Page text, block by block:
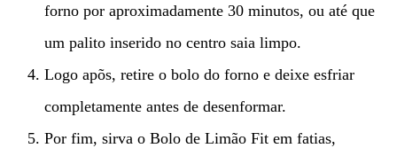
forno por aproximadamente 30 minutos, ou até que
um palito inserido no centro saia limpo.
Logo apõs, retire o bolo do forno e deixe esfriar
completamente antes de desenformar.
Por fim, sirva o Bolo de Limão Fit em fatias,